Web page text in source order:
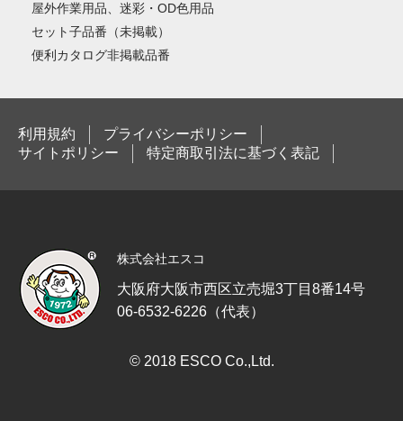
屋外作業用品、迷彩・OD色用品
セット子品番（未掲載）
便利カタログ非掲載品番
利用規約
プライバシーポリシー
サイトポリシー
特定商取引法に基づく表記
株式会社エスコ
大阪府大阪市西区立売堀3丁目8番14号
06-6532-6226（代表）
© 2018 ESCO Co.,Ltd.